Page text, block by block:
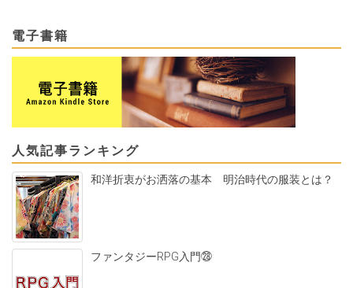
電子書籍
人気記事ランキング
和洋折衷がお洒落の基本 明治時代の服装とは？
ファンタジーRPG入門㉘